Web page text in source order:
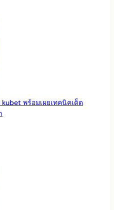
พร้อมเผยเทคนิคเด็ด